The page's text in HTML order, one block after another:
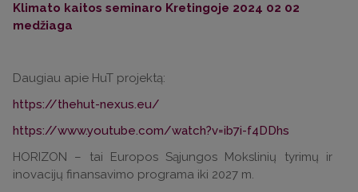
Klimato kaitos seminaro Kretingoje 2024 02 02
medžiaga
Daugiau apie HuT projektą:
https://thehut-nexus.eu/
https://www.youtube.com/watch?v=ib7i-f4DDhs
HORIZON – tai Europos Sąjungos Mokslinių tyrimų ir
inovacijų finansavimo programa iki 2027 m.